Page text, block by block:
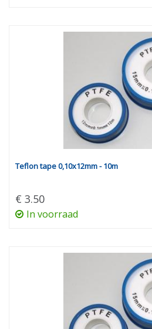
Teflon tape 0,10x12mm - 10m
€ 3.50
In voorraad